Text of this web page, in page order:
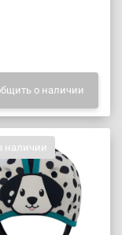
о наличии
наличии